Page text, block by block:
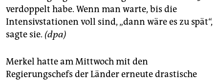
verdoppelt habe. Wenn man warte, bis die
Intensivstationen voll sind, „dann wäre es zu spät“,
sagte sie. (dpa)
Merkel hatte am Mittwoch mit den
Regierungschefs der Länder erneute drastische